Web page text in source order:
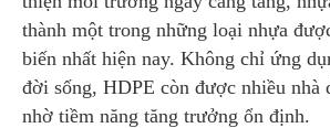
thành một trong những loại nhựa
biến nhất hiện nay. Không chỉ ứng
đời sống, HDPE còn được nhiều nhà
nhờ tiềm năng tăng trưởng ổn định.